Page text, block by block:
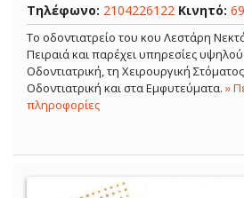
Τηλέφωνο: 2104226122 Κινητό:
Το οδοντιατρείο του κου Λεστάρη
Πειραιά και παρέχει υπηρεσίες
Οδοντιατρική, τη Χειρουργική
Οδοντιατρική και στα Εμφυτεύματα. »
πληροφορίες